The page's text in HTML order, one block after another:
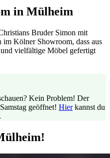
in Mülheim
Bruder Simon mit
im Kölner Showroom, dass aus
vielfältige Möbel gefertigt
Kein Problem! Der
geöffnet! Hierkannst du